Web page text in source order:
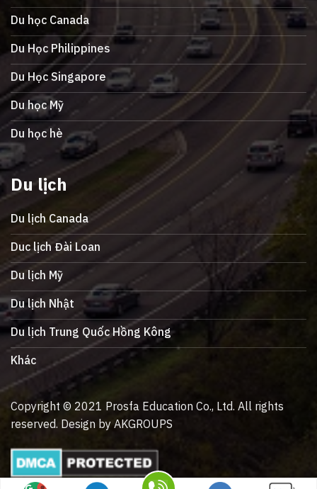
Du học Canada
Du Học Philippines
Du Học Singapore
Du học Mỹ
Du học hè
Du lịch
Du lịch Canada
Duc lịch Đài Loan
Du lịch Mỹ
Du lịch Nhật
Du lịch Trung Quốc Hồng Kông
Khác
Copyright © 2021 Prosfa Education Co., Ltd. All rights
reserved. Design by AKGROUPS